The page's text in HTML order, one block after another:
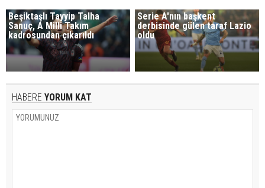
Beşiktaşlı Tayyip Talha
Sanuç, A Milli Takım
kadrosundan çıkarıldı
Serie A'nın başkent
derbisinde gülen taraf Lazio
oldu
HABERE YORUM KAT